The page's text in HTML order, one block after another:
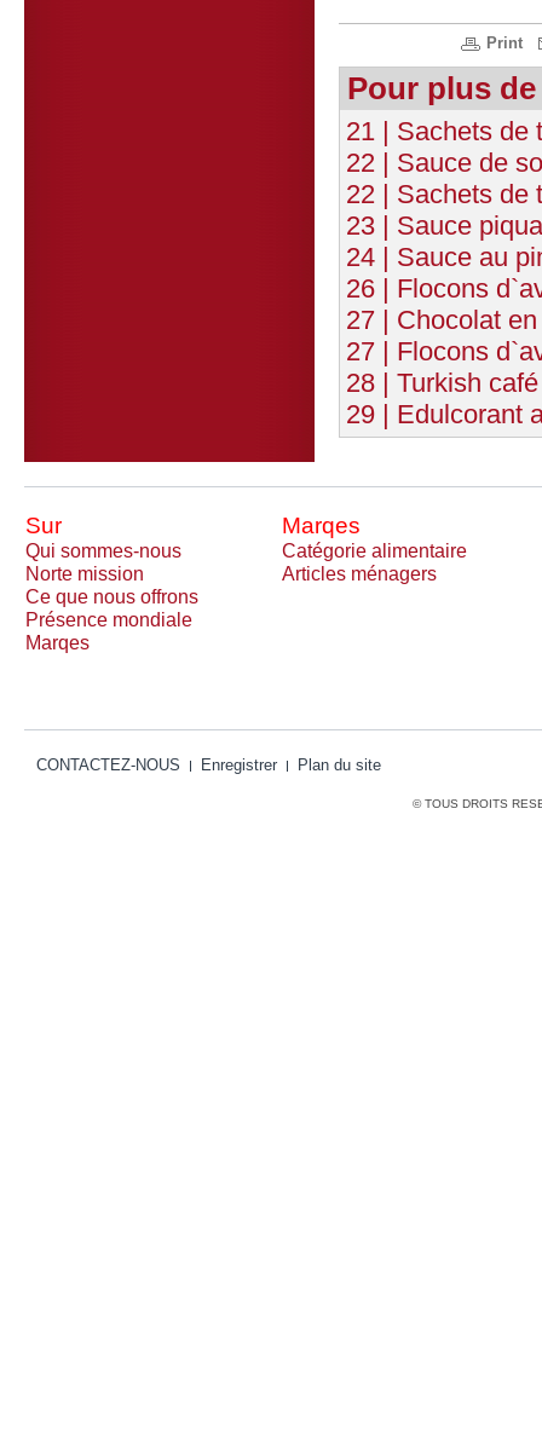
Print
Pour plus
21 | Sachets de
22 | Sauce de
22 | Sachets de
23 | Sauce
24 | Sauce au
26 | Flocons
27 | Chocolat
27 | Flocons
28 | Turkish
29 | Edulcorant
Sur Marqes
Qui sommes-nous
Catégorie alimentaire
Norte mission
Articles ménagers
Ce que nous offrons
Présence mondiale
Marqes
CONTACTEZ-NOUS Enregistrer Plan du site
© TOUS DROITS